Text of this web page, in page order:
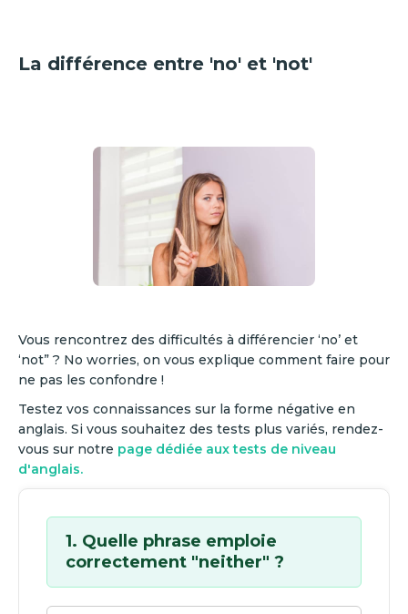
La différence entre 'no' et 'not'
Vous rencontrez des difficultés à différencier ‘no’ et
‘not” ? No worries, on vous explique comment faire pour
ne pas les confondre !
Testez vos connaissances sur la forme négative en
anglais. Si vous souhaitez des tests plus variés, rendez-
vous sur notre page dédiée aux tests de niveau
d'anglais.
1. Quelle phrase emploie
correctement "neither" ?